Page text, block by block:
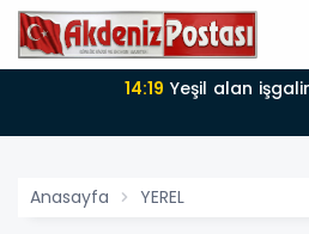
Anasayfa YEREL